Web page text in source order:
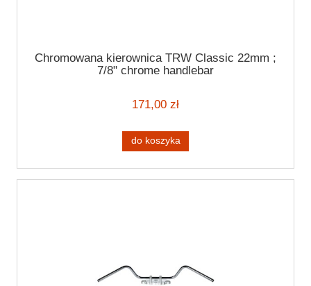
Chromowana kierownica TRW Classic 22mm ;
7/8" chrome handlebar
171,00 zł
do koszyka